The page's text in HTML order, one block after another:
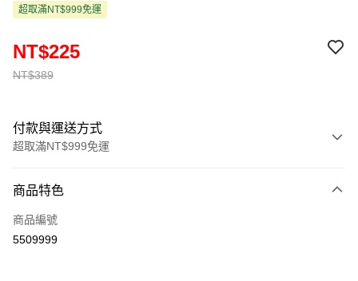
超取滿NT$999免運
NT$389
NT$225
付款與運送方式
超取滿NT$999免運
信用卡一次付款
超商取貨付款
商品特色
商品編號
5509999